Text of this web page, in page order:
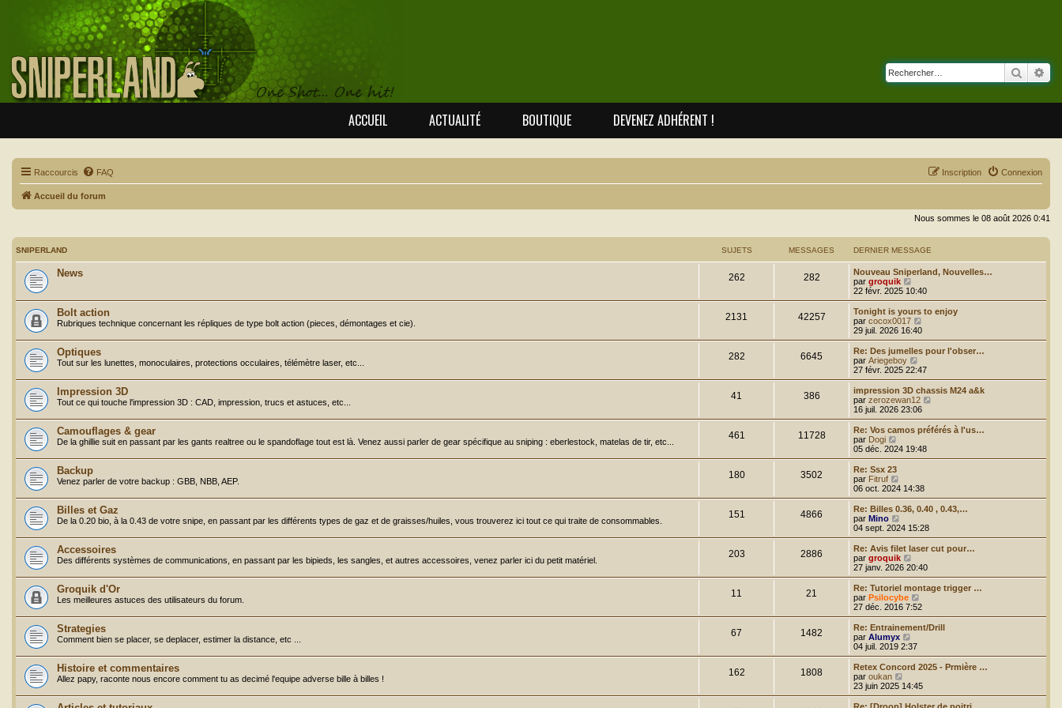
ACCUEIL ACTUALITÉ BOUTIQUE DEVENEZ ADHÉRENT !
Raccourcis FAQ Connexion
Inscription
Accueil du forum
Nous sommes le 08 août 2026 0:41
SNIPERLAND SUJETS MESSAGES DERNIER MESSAGE
News 262 282
Nouveau Sniperland, Nouvelles…
par groquik
o
n
s
u
l
e
r
l
e
e
r
n
i
e
m
e
a
g
e
22 févr. 2025 10:40
Bolt action
Rubriques technique concernant les répliques de type bolt action (pieces, démontages et cie).
2131 42257
Tonight is yours to enjoy
par cocox0017
n
s
u
l
e
r
l
e
n
i
m
e
s
a
g
e
29 juil. 2026 16:40
Optiques
Tout sur les lunettes, monoculaires, protections occulaires, télémètre laser, etc...
282 6645
Re: Des jumelles pour l'obser…
par Ariegeboy
o
n
s
u
l
r
l
e
n
i
e
m
e
s
a
g
e
27 févr. 2025 22:47
Impression 3D
Tout ce qui touche l'impression 3D : CAD, impression, trucs et astuces, etc...
41 386
impression 3D chassis M24 a&k
par zerozewan12
n
s
e
i
e
e
s
g
e
16 juil. 2026 23:06
Camouflages & gear
De la ghillie suit en passant par les gants realtree ou le spandoflage tout est là. Venez aussi parler de gear spécifique au sniping : eberlestock, matelas de tir, etc...
461 11728
Re: Vos camos préférés à l'us…
par Dogi
o
n
u
l
e
r
l
e
e
r
n
i
e
r
m
e
s
s
a
g
e
05 déc. 2024 19:48
Backup
Venez parler de votre backup : GBB, NBB, AEP.
180 3502
Re: Ssx 23
par Fitruf
o
n
s
l
e
r
l
e
e
r
n
i
e
r
m
e
s
s
a
g
e
06 oct. 2024 14:38
Billes et Gaz
De la 0.20 bio, à la 0.43 de votre snipe, en passant par les différents types de gaz et de graisses/huiles, vous trouverez ici tout ce qui traite de consommables.
151 4866
Re: Billes 0.36, 0.40 , 0.43,…
par Mino
o
n
s
u
l
e
r
l
e
e
r
n
i
e
r
m
e
04 sept. 2024 15:28
Accessoires
Des différents systèmes de communications, en passant par les bipieds, les sangles, et autres accessoires, venez parler ici du petit matériel.
203 2886
Re: Avis filet laser cut pour…
par groquik
o
n
s
u
l
r
l
e
e
n
i
27 janv. 2026 20:40
Groquik d'Or
Les meilleures astuces des utilisateurs du forum.
11 21
Re: Tutoriel montage trigger …
par Psilocybe
o
n
s
e
r
l
e
27 déc. 2016 7:52
Strategies
Comment bien se placer, se deplacer, estimer la distance, etc ...
67 1482
Re: Entrainement/Drill
par Alumyx
o
n
s
l
04 juil. 2019 2:37
Histoire et commentaires
Allez papy, raconte nous encore comment tu as decimé l'equipe adverse bille à billes !
162 1808
Retex Concord 2025 - Prmière …
par oukan
o
n
s
23 juin 2025 14:45
Re: [Droop] Holster de poitri…